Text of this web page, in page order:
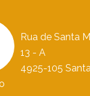
Rua de Santa
13 - A
4925-105